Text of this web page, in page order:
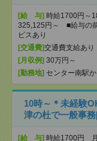
[給 与] 時給1700円～
325,125円～ ■給与の
ビスあり
[交通費]交通費支給あり
[月収例] 30万円～
[勤務地] センター南駅
10時～＊未経験
津の杜で一般事
[給 与] 時給1700円